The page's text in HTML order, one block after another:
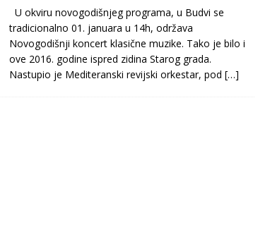
U okviru novogodišnjeg programa, u Budvi se
tradicionalno 01. januara u 14h, održava
Novogodišnji koncert klasične muzike. Tako je bilo i
ove 2016. godine ispred zidina Starog grada.
Nastupio je Mediteranski revijski orkestar, pod […]